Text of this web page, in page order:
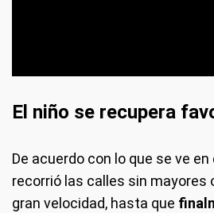
El niño se recupera
De acuerdo con lo que se ve en
recorrió las calles sin mayores
gran velocidad, hasta que